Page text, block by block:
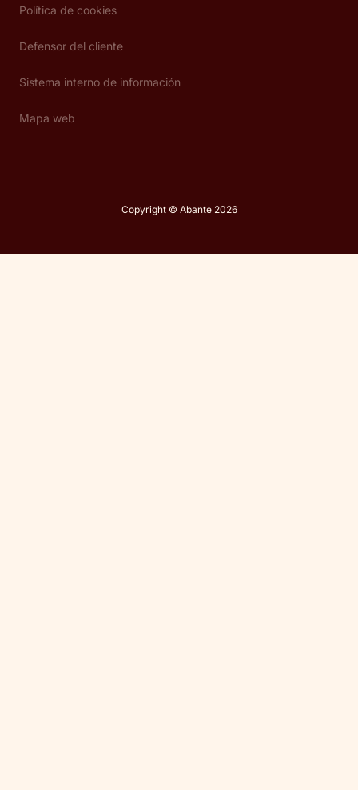
Política de cookies
Defensor del cliente
Sistema interno de información
Mapa web
Copyright © Abante 2026